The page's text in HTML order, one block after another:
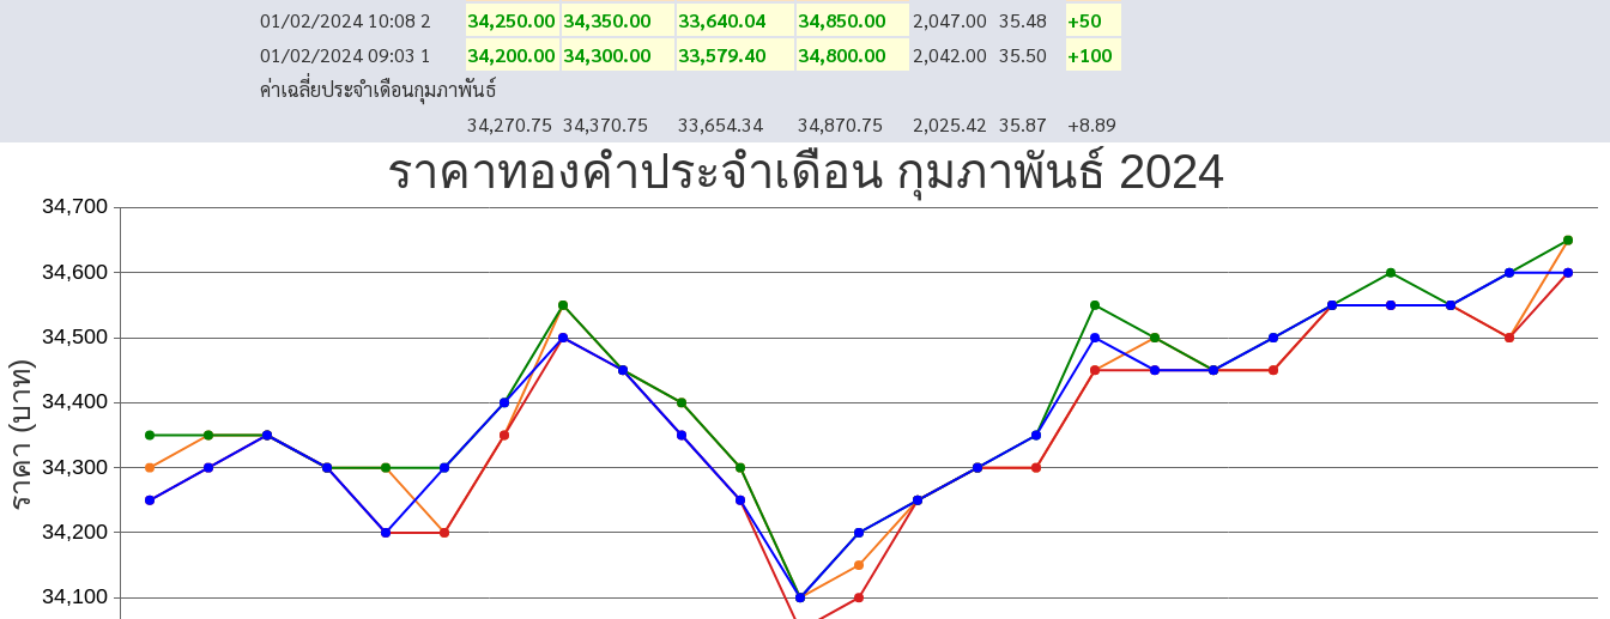
01/02/2024 10:08 2 34,250.00 34,350.00 33,640.04 34,850.00 2,047.00 35.48
+50
01/02/2024 09:03 1 34,200.00 34,300.00 33,579.40 34,800.00 2,042.00 35.50
+100
ค่าเฉลี่ยประจำเดือนกุมภาพันธ์
34,270.75 34,370.75 33,654.34 34,870.75 2,025.42 35.87 +8.89